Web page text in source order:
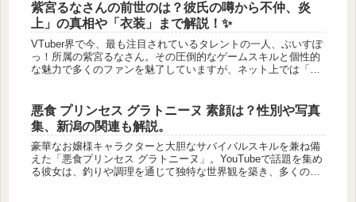
紫宮るなさんの前世のは？彼氏の噂から不仲、炎
上」の真相や「衣装」まで解説！✨
VTuber界で今、最も注目されているタレントの一人、ぶいすぽ
っ！所属の紫宮るなさん。その圧倒的なゲームスキルと個性的
な魅力で多くのファンを魅了していますが、ネット上では「前
悪食 プリンセス グラトニーヌ 素顔は？性別や写真
集、新潟の関連も解説。
豪華なお嬢様キャラクターと大胆なサバイバルスキルを兼ね備
えた「悪食プリンセス グラトニーヌ」。YouTubeで話題を集め
る彼女は、釣りや調理を通じて独特な世界観を築き、多くのフ